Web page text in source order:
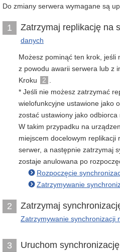
Do zmiany serwera wymagane są
1 Zatrzymaj replikację na
danych
Możesz pominąć ten krok, jeśli
z powodu awarii serwera lub z
Kroku
2
* Jeśli nie możesz zatrzymać
wielofunkcyjne ustawione jako
zostać ustawiony jako odbiorca
W takim przypadku na
miejscem docelowym replikacji
serwer, a następnie zatrzymaj
zostaje anulowana po
Rozpoczęcie
Zatrzymywanie
2 Zatrzymaj
Zatrzymywanie synchronizacji
3
Uruchom